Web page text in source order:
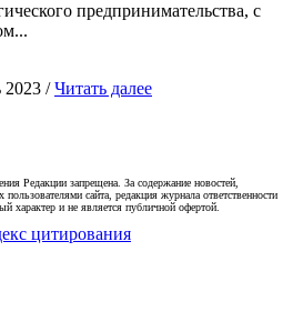
предпринимательства, с
2023 /Читать далее
Редакции запрещена. За содержание новостей,
сайта, редакция журнала ответственности
характер и не является публичной офертой.